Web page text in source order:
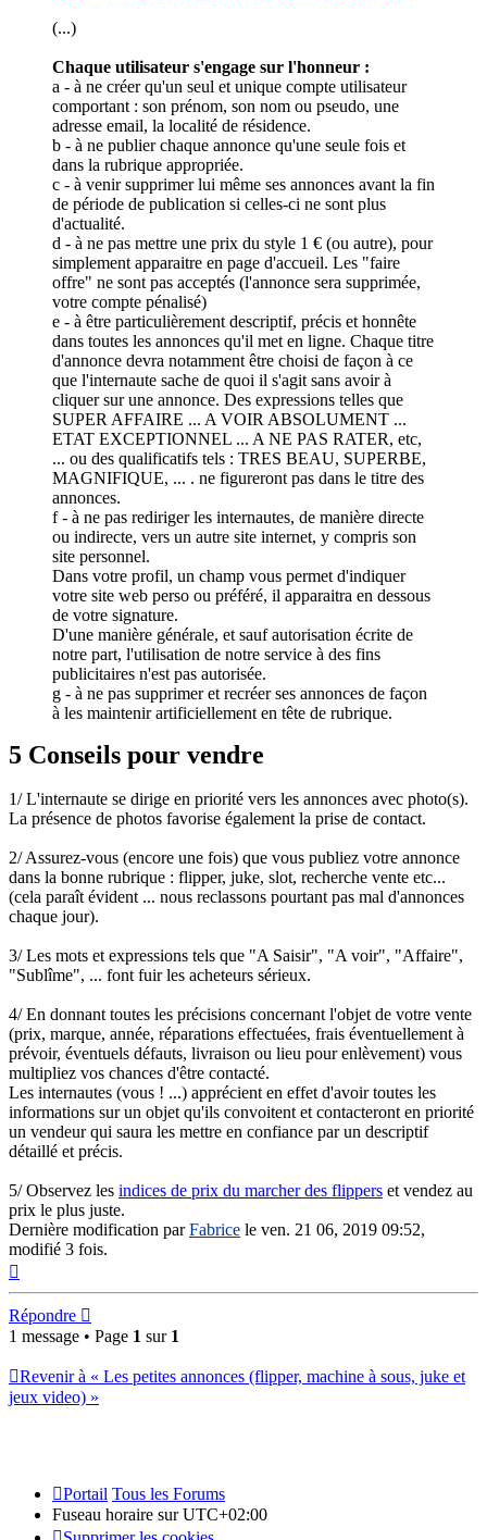
(...)
Chaque utilisateur s'engage sur l'honneur :
a - à ne créer qu'un seul et unique compte utilisateur
comportant : son prénom, son nom ou pseudo, une
adresse email, la localité de résidence.
b - à ne publier chaque annonce qu'une seule fois et
dans la rubrique appropriée.
c - à venir supprimer lui même ses annonces avant la fin
de période de publication si celles-ci ne sont plus
d'actualité.
d - à ne pas mettre une prix du style 1 € (ou autre), pour
simplement apparaitre en page d'accueil. Les "faire
offre" ne sont pas acceptés (l'annonce sera supprimée,
votre compte pénalisé)
e - à être particulièrement descriptif, précis et honnête
dans toutes les annonces qu'il met en ligne. Chaque titre
d'annonce devra notamment être choisi de façon à ce
que l'internaute sache de quoi il s'agit sans avoir à
cliquer sur une annonce. Des expressions telles que
SUPER AFFAIRE ... A VOIR ABSOLUMENT ...
ETAT EXCEPTIONNEL ... A NE PAS RATER, etc,
... ou des qualificatifs tels : TRES BEAU, SUPERBE,
MAGNIFIQUE, ... . ne figureront pas dans le titre des
annonces.
f - à ne pas rediriger les internautes, de manière directe
ou indirecte, vers un autre site internet, y compris son
site personnel.
Dans votre profil, un champ vous permet d'indiquer
votre site web perso ou préféré, il apparaitra en dessous
de votre signature.
D'une manière générale, et sauf autorisation écrite de
notre part, l'utilisation de notre service à des fins
publicitaires n'est pas autorisée.
g - à ne pas supprimer et recréer ses annonces de façon
à les maintenir artificiellement en tête de rubrique.
5 Conseils pour vendre
1/ L'internaute se dirige en priorité vers les annonces avec photo(s).
La présence de photos favorise également la prise de contact.
2/ Assurez-vous (encore une fois) que vous publiez votre annonce
dans la bonne rubrique : flipper, juke, slot, recherche vente etc...
(cela paraît évident ... nous reclassons pourtant pas mal d'annonces
chaque jour).
3/ Les mots et expressions tels que "A Saisir", "A voir", "Affaire",
"Sublîme", ... font fuir les acheteurs sérieux.
4/ En donnant toutes les précisions concernant l'objet de votre vente
(prix, marque, année, réparations effectuées, frais éventuellement à
prévoir, éventuels défauts, livraison ou lieu pour enlèvement) vous
multipliez vos chances d'être contacté.
Les internautes (vous ! ...) apprécient en effet d'avoir toutes les
informations sur un objet qu'ils convoitent et contacteront en priorité
un vendeur qui saura les mettre en confiance par un descriptif
détaillé et précis.
5/ Observez les indices de prix du marcher des flippers et vendez au
prix le plus juste.
Dernière modification parFabrice le ven. 21 06, 2019 09:52,
modifié 3 fois.
Répondre
1 message • Page 1 sur 1
Revenir à « Les petites annonces (flipper, machine à sous, juke et
jeux video) »
Portail Tous les Forums
Fuseau horaire surUTC+02:00